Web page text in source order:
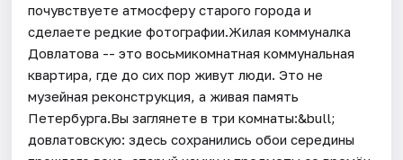
почувствуете атмосферу старого города и
сделаете редкие фотографии.Жилая коммуналка
Довлатова -- это восьмикомнатная коммунальная
квартира, где до сих пор живут люди. Это не
музейная реконструкция, а живая память
Петербурга.Вы заглянете в три комнаты:&bull;
довлатовскую: здесь сохранились обои середины